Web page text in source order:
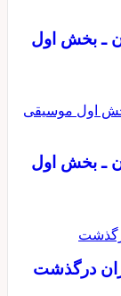
ـ بخش اول
ـ بخش اول
درگذشت